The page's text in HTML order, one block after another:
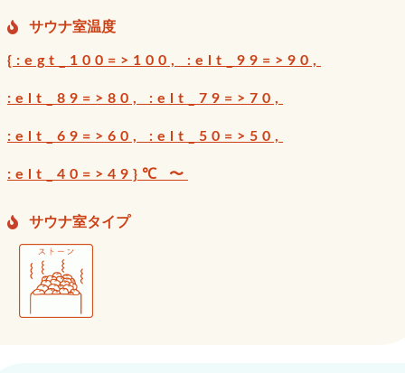
サウナ室温度
{:egt_100=>100, :elt_99=>90,
:elt_89=>80, :elt_79=>70,
:elt_69=>60, :elt_50=>50,
:elt_40=>49}℃ 〜
サウナ室タイプ